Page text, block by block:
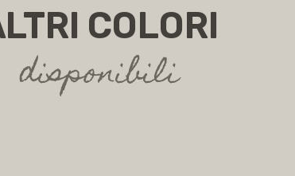
COLORI
disponibili